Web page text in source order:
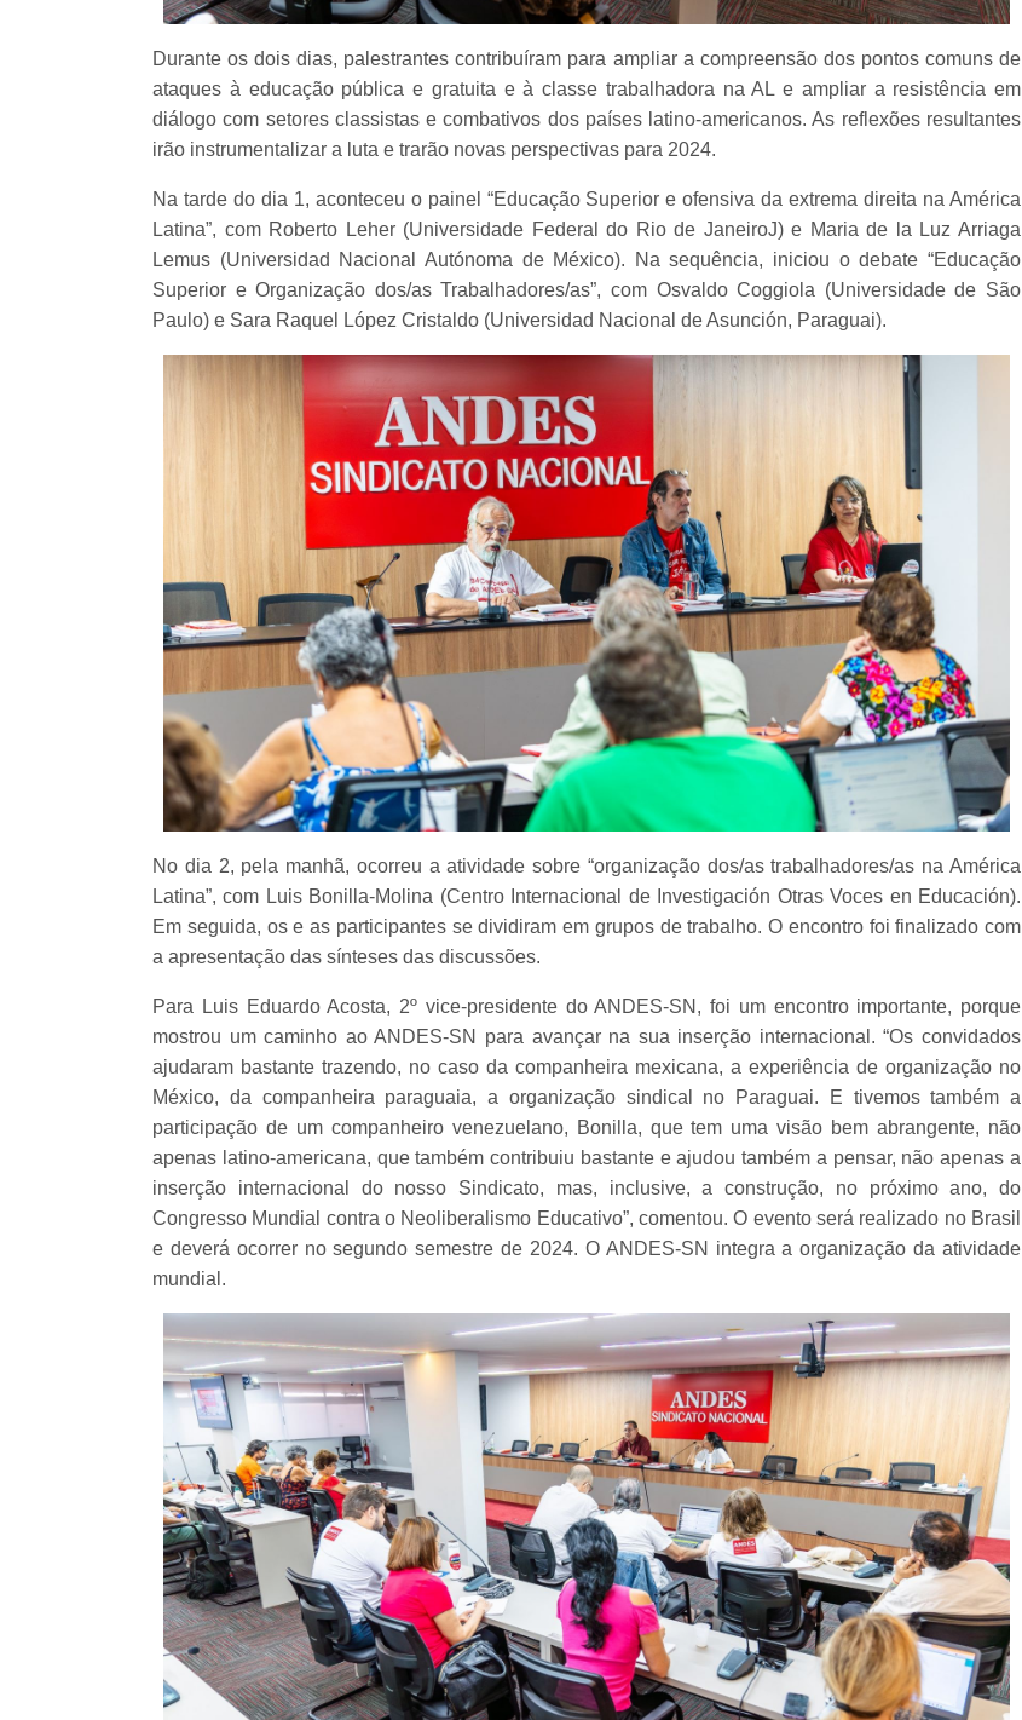
Durante os dois dias, palestrantes contribuíram para ampliar a compreensão dos pontos comuns de
ataques à educação pública e gratuita e à classe trabalhadora na AL e ampliar a resistência em
diálogo com setores classistas e combativos dos países latino-americanos. As reflexões resultantes
irão instrumentalizar a luta e trarão novas perspectivas para 2024.
Na tarde do dia 1, aconteceu o painel “Educação Superior e ofensiva da extrema direita na América
Latina”, com Roberto Leher (Universidade Federal do Rio de JaneiroJ) e Maria de la Luz Arriaga
Lemus (Universidad Nacional Autónoma de México). Na sequência, iniciou o debate “Educação
Superior e Organização dos/as Trabalhadores/as”, com Osvaldo Coggiola (Universidade de São
Paulo) e Sara Raquel López Cristaldo (Universidad Nacional de Asunción, Paraguai).
No dia 2, pela manhã, ocorreu a atividade sobre “organização dos/as trabalhadores/as na América
Latina”, com Luis Bonilla-Molina (Centro Internacional de Investigación Otras Voces en Educación).
Em seguida, os e as participantes se dividiram em grupos de trabalho. O encontro foi finalizado com
a apresentação das sínteses das discussões.
Para Luis Eduardo Acosta, 2º vice-presidente do ANDES-SN, foi um encontro importante, porque
mostrou um caminho ao ANDES-SN para avançar na sua inserção internacional. “Os convidados
ajudaram bastante trazendo, no caso da companheira mexicana, a experiência de organização no
México, da companheira paraguaia, a organização sindical no Paraguai. E tivemos também a
participação de um companheiro venezuelano, Bonilla, que tem uma visão bem abrangente, não
apenas latino-americana, que também contribuiu bastante e ajudou também a pensar, não apenas a
inserção internacional do nosso Sindicato, mas, inclusive, a construção, no próximo ano, do
Congresso Mundial contra o Neoliberalismo Educativo”, comentou. O evento será realizado no Brasil
e deverá ocorrer no segundo semestre de 2024. O ANDES-SN integra a organização da atividade
mundial.